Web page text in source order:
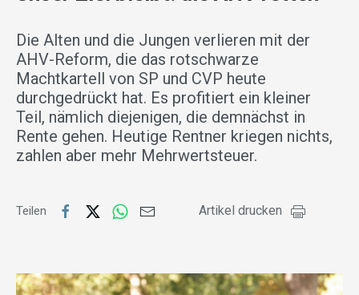
Die Alten und die Jungen verlieren mit der
AHV-Reform, die das rotschwarze
Machtkartell von SP und CVP heute
durchgedrückt hat. Es profitiert ein kleiner
Teil, nämlich diejenigen, die demnächst in
Rente gehen. Heutige Rentner kriegen nichts,
zahlen aber mehr Mehrwertsteuer.
Teilen Artikel drucken